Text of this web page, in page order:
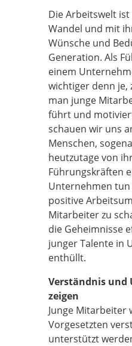
Die Arbeitswelt
Wandel und mit
Wünsche und
Generation. Als
einem
wichtiger denn je,
man junge
führt und
schauen wir uns
Menschen,
heutzutage von
Führungskräften
Unternehmen
positive
Mitarbeiter zu
die Geheimnisse
junger Talente in
enthüllt.
Verständnis und
zeigen
Junge Mitarbeiter
Vorgesetzten
unterstützt